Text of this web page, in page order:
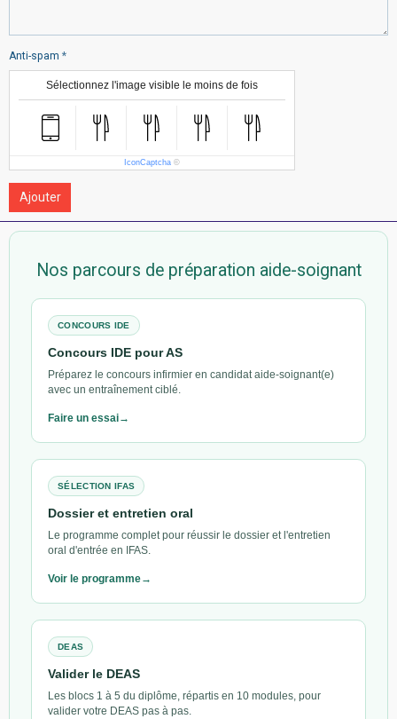
Anti-spam
Sélectionnez l'image visible le moins de fois
IconCaptcha ©
Ajouter
Nos parcours de préparation aide-soignant
CONCOURS IDE
Concours IDE pour AS
Préparez le concours infirmier en candidat aide-soignant(e)
avec un entraînement ciblé.
Faire un essai
SÉLECTION IFAS
Dossier et entretien oral
Le programme complet pour réussir le dossier et l'entretien
oral d'entrée en IFAS.
Voir le programme
DEAS
Valider le DEAS
Les blocs 1 à 5 du diplôme, répartis en 10 modules, pour
valider votre DEAS pas à pas.